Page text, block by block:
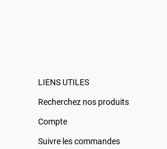
LIENS UTILES
Recherchez nos produits
Compte
Suivre les commandes